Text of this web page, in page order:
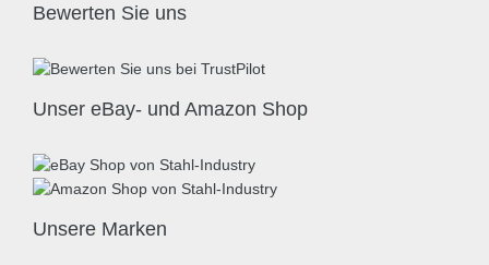
Bewerten Sie uns
Unser eBay- und Amazon Shop
Unsere Marken